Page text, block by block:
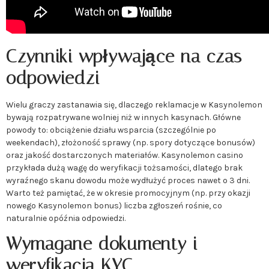
Czynniki wpływające na czas
odpowiedzi
Wielu graczy zastanawia się, dlaczego reklamacje w Kasynolemon
bywają rozpatrywane wolniej niż w innych kasynach. Główne
powody to: obciążenie działu wsparcia (szczególnie po
weekendach), złożoność sprawy (np. spory dotyczące bonusów)
oraz jakość dostarczonych materiałów. Kasynolemon casino
przykłada dużą wagę do weryfikacji tożsamości, dlatego brak
wyraźnego skanu dowodu może wydłużyć proces nawet o 3 dni.
Warto też pamiętać, że w okresie promocyjnym (np. przy okazji
nowego Kasynolemon bonus) liczba zgłoszeń rośnie, co
naturalnie opóźnia odpowiedzi.
Wymagane dokumenty i